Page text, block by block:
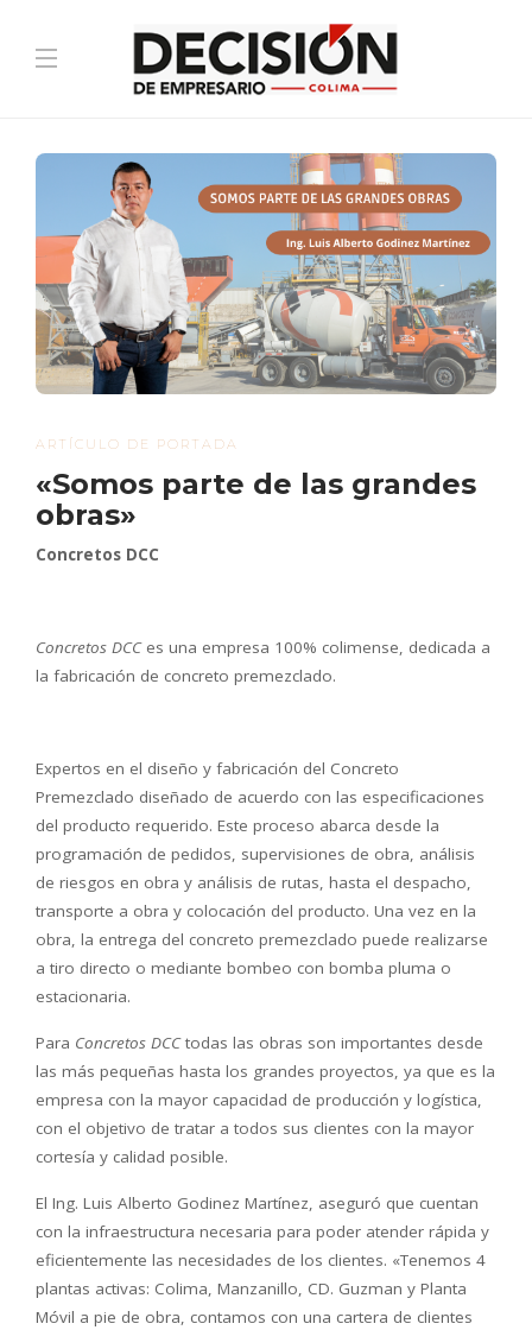
ARTÍCULO DE PORTADA
«Somos parte de las grandes
obras»
Concretos DCC
Concretos DCCes una empresa 100% colimense, dedicada a
la fabricación de concreto premezclado.
Expertos en el diseño y fabricación del Concreto
Premezclado diseñado de acuerdo con las especificaciones
del producto requerido. Este proceso abarca desde la
programación de pedidos, supervisiones de obra, análisis
de riesgos en obra y análisis de rutas, hasta el despacho,
transporte a obra y colocación del producto. Una vez en la
obra, la entrega del concreto premezclado puede realizarse
a tiro directo o mediante bombeo con bomba pluma o
estacionaria.
Para Concretos DCCtodas las obras son importantes desde
las más pequeñas hasta los grandes proyectos, ya que es la
empresa con la mayor capacidad de producción y logística,
con el objetivo de tratar a todos sus clientes con la mayor
cortesía y calidad posible.
El Ing. Luis Alberto Godinez Martínez, aseguró que cuentan
con la infraestructura necesaria para poder atender rápida y
eficientemente las necesidades de los clientes. «Tenemos 4
plantas activas: Colima, Manzanillo, CD. Guzman y Planta
Móvil a pie de obra, contamos con una cartera de clientes